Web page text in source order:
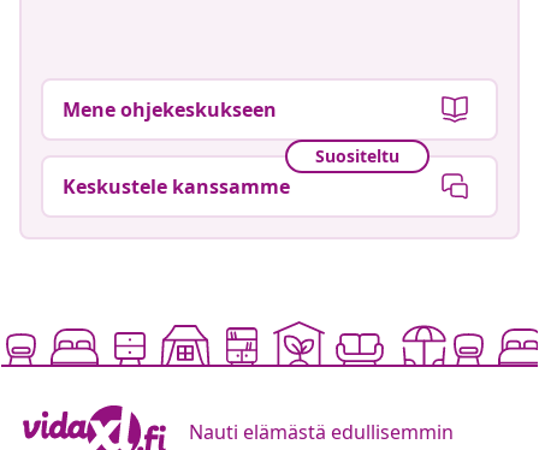
Mene ohjekeskukseen
Suositeltu
Keskustele kanssamme
Nauti elämästä edullisemmin